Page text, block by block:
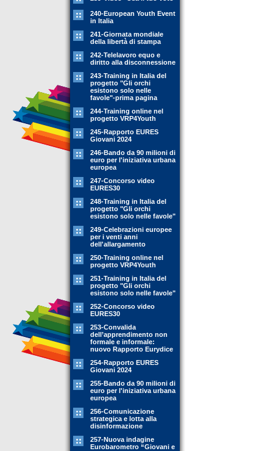
240-European Youth Event
in Italia
241-Giornata mondiale
della libertà di stampa
242-Telelavoro equo e
diritto alla disconnessione
243-Training in Italia del
progetto "Gli orchi
esistono solo nelle
favole"-prima pagina
244-Training online nel
progetto VRP4Youth
245-Rapporto EURES
Giovani 2024
246-Bando da 90 milioni di
euro per l'iniziativa urbana
europea
247-Concorso video
EURES30
248-Training in Italia del
progetto "Gli orchi
esistono solo nelle favole"
249-Celebrazioni europee
per i venti anni
dell'allargamento
250-Training online nel
progetto VRP4Youth
251-Training in Italia del
progetto "Gli orchi
esistono solo nelle favole"
252-Concorso video
EURES30
253-Convalida
dell’apprendimento non
formale e informale:
nuovo Rapporto Eurydice
254-Rapporto EURES
Giovani 2024
255-Bando da 90 milioni di
euro per l'iniziativa urbana
europea
256-Comunicazione
strategica e lotta alla
disinformazione
257-Nuova indagine
Eurobarometro “Giovani e